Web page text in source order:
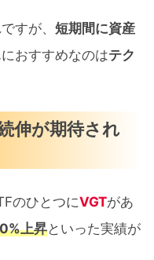
ーETF『TECL』
ク資産と理解し
すが、 短期間に資産
おすすめなのはテク
伸が期待され
のひとつにVGTがあ
上昇といった実績が